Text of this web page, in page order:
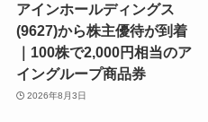
アインホールディングス
(9627)から株主優待が到着
｜100株で2,000円相当のア
イングループ商品券
2026年8月3日